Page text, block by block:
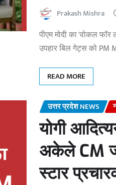
Prakash Mishra
पीएम मोदी का 'वोकल फॉर
उपहार बिल गेट्स को PM
READ MORE
उत्तर प्रदेश NEWS
योगी
अकेले CM
स्टार